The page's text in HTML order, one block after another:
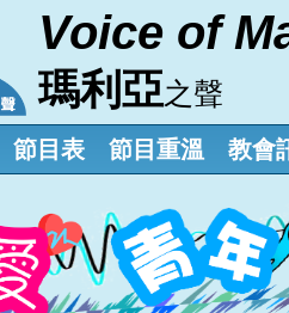
Voice of
瑪利亞之聲
節目表 節目重溫 教會